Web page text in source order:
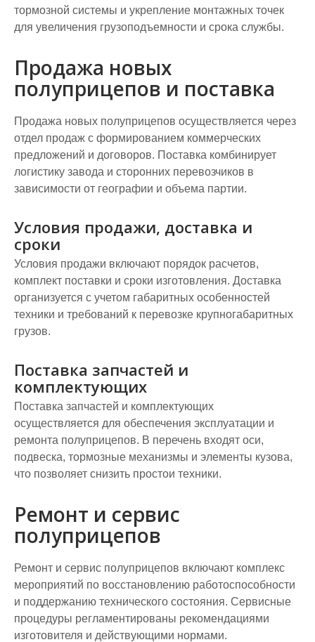
тормозной системы и укрепление монтажных точек
для увеличения грузоподъемности и срока службы.
Продажа новых
полуприцепов и поставка
Продажа новых полуприцепов осуществляется через
отдел продаж с формированием коммерческих
предложений и договоров. Поставка комбинирует
логистику завода и сторонних перевозчиков в
зависимости от географии и объема партии.
Условия продажи, доставка и
сроки
Условия продажи включают порядок расчетов,
комплект поставки и сроки изготовления. Доставка
организуется с учетом габаритных особенностей
техники и требований к перевозке крупногабаритных
грузов.
Поставка запчастей и
комплектующих
Поставка запчастей и комплектующих
осуществляется для обеспечения эксплуатации и
ремонта полуприцепов. В перечень входят оси,
подвеска, тормозные механизмы и элементы кузова,
что позволяет снизить простои техники.
Ремонт и сервис
полуприцепов
Ремонт и сервис полуприцепов включают комплекс
мероприятий по восстановлению работоспособности
и поддержанию технического состояния. Сервисные
процедуры регламентированы рекомендациями
изготовителя и действующими нормами.